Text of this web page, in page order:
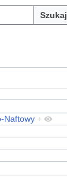
Szukaj
Naftowy +